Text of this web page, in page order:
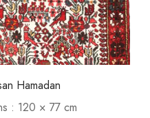
Hamadan
: 120 × 77 cm